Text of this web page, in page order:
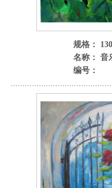
规格：
名称： 音
编号：